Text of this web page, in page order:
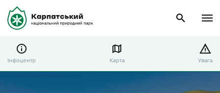
Інфоцентр Карта Увага